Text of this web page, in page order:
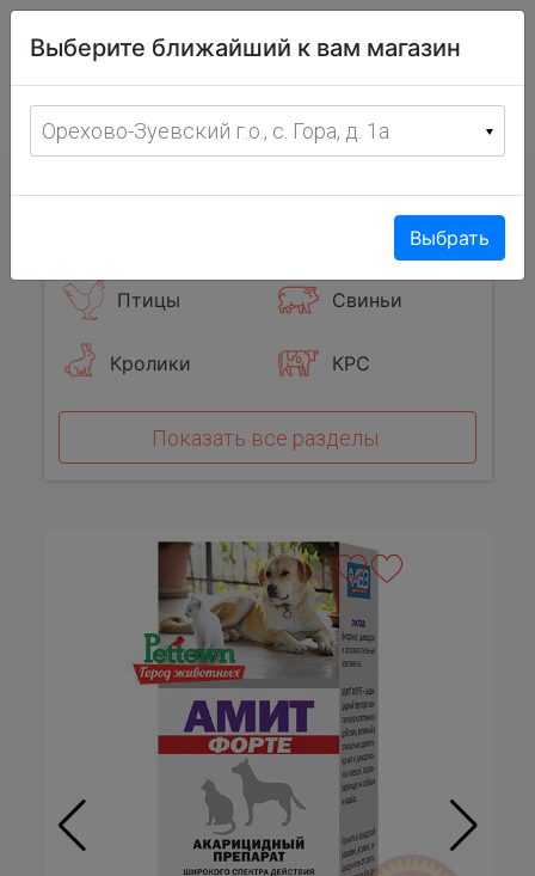
фермерских
товаров
с 8:00 до 19:00 ежедневно
Птицы Свиньи
Кролики КРС
Показать все разделы
Выберите ближайший к вам магазин
Орехово-Зуевский г.о., с. Гора, д. 1а
Выбрать